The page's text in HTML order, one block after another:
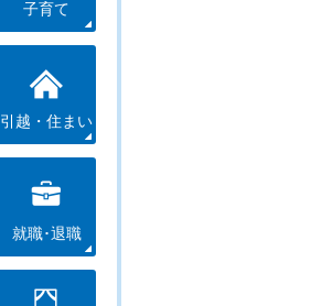
子育て
引越・住まい
就職･退職